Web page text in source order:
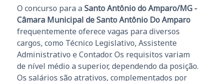
O concurso para a Santo Antônio do Amparo/MG -
Câmara Municipal de Santo Antônio Do Amparo
frequentemente oferece vagas para diversos
cargos, como Técnico Legislativo, Assistente
Administrativo e Contador. Os requisitos variam
de nível médio a superior, dependendo da posição.
Os salários são atrativos, complementados por